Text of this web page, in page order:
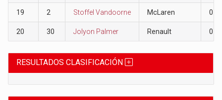
19 2 Stoffel Vandoorne McLaren 0
20 30 Jolyon Palmer Renault 0
RESULTADOS CLASIFICACIÓN